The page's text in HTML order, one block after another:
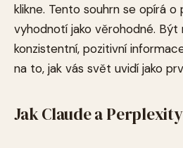
klikne. Tento souhrn se opírá
vyhodnotí jako věrohodné.
konzistentní, pozitivní
na to, jak vás svět uvidí jako
Jak Claude a